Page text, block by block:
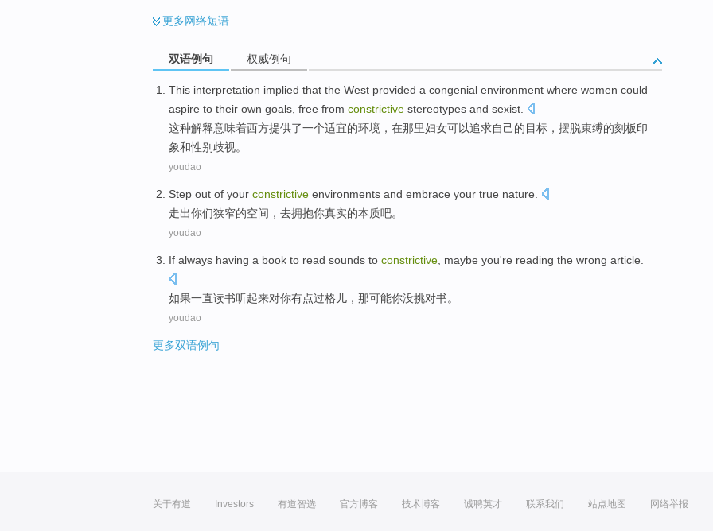
更多网络短语
双语例句 权威例句
This interpretation implied that the West provided a congenial environment where women could
aspire to their own goals, free from constrictive stereotypes and sexist.
这种解释意味着西方提供了一个适宜的环境 ，在那里妇女可以追求自己的目标 ， 摆脱束缚的刻板印
象和性别歧视。
youdao
Step out of your constrictive environments and embrace your true nature
走出你们狭窄的空间， 去拥抱你真实的本质吧。
youdao
If always having a book to read sounds to constrictive maybe you're reading the wrong article.
如果一直读书听起来对你有点过格儿，那可能你没挑对书。
youdao
更多双语例句
关于有道 Investors 有道智选 官方博客 技术博客 诚聘英才 联系我们 站点地图 网络举报